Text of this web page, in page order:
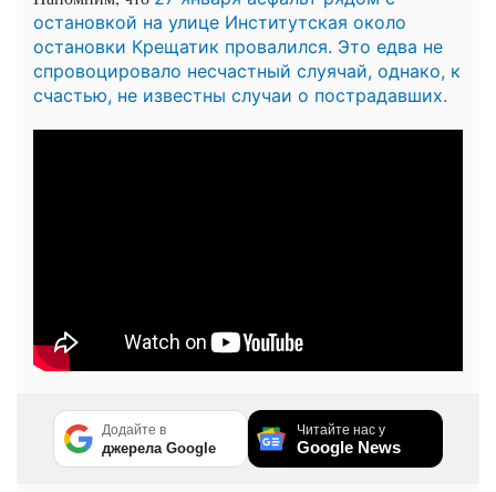
остановкой на улице Институтская около
остановки Крещатик провалился. Это едва не
спровоцировало несчастный слуячай, однако, к
счастью, не известны случаи о пострадавших.
Додайте в
джерела Google
Читайте нас у
Google News